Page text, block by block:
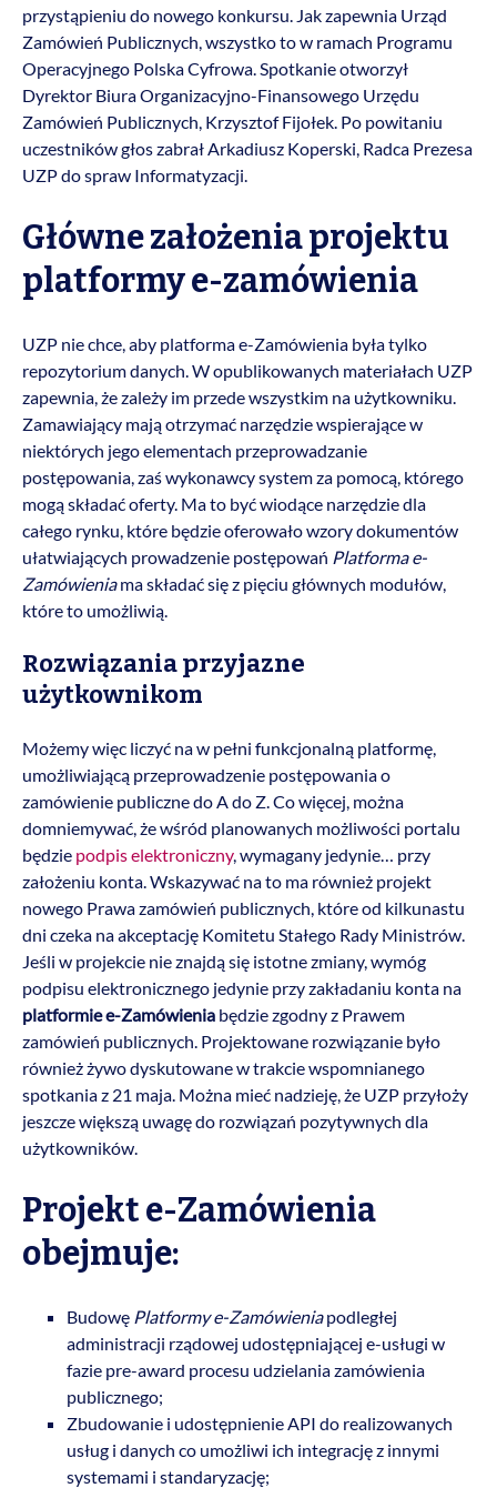
przystąpieniu do nowego konkursu. Jak zapewnia Urząd
Zamówień Publicznych, wszystko to w ramach Programu
Operacyjnego Polska Cyfrowa. Spotkanie otworzył
Dyrektor Biura Organizacyjno-Finansowego Urzędu
Zamówień Publicznych, Krzysztof Fijołek. Po powitaniu
uczestników głos zabrał Arkadiusz Koperski, Radca Prezesa
UZP do spraw Informatyzacji.
Główne założenia projektu
platformy e-zamówienia
UZP nie chce, aby platforma e-Zamówienia była tylko
repozytorium danych. W opublikowanych materiałach UZP
zapewnia, że zależy im przede wszystkim na użytkowniku.
Zamawiający mają otrzymać narzędzie wspierające w
niektórych jego elementach przeprowadzanie
postępowania, zaś wykonawcy system za pomocą, którego
mogą składać oferty. Ma to być wiodące narzędzie dla
całego rynku, które będzie oferowało wzory dokumentów
ułatwiających prowadzenie postępowań Platforma e-
Zamówieniama składać się z pięciu głównych modułów,
które to umożliwią.
Rozwiązania przyjazne
użytkownikom
Możemy więc liczyć na w pełni funkcjonalną platformę,
umożliwiającą przeprowadzenie postępowania o
zamówienie publiczne do A do Z. Co więcej, można
domniemywać, że wśród planowanych możliwości portalu
będzie podpis elektroniczny, wymagany jedynie… przy
założeniu konta. Wskazywać na to ma również projekt
nowego Prawa zamówień publicznych, które od kilkunastu
dni czeka na akceptację Komitetu Stałego Rady Ministrów.
Jeśli w projekcie nie znajdą się istotne zmiany, wymóg
podpisu elektronicznego jedynie przy zakładaniu konta na
platformie e-Zamówienia będzie zgodny z Prawem
zamówień publicznych. Projektowane rozwiązanie było
również żywo dyskutowane w trakcie wspomnianego
spotkania z 21 maja. Można mieć nadzieję, że UZP przyłoży
jeszcze większą uwagę do rozwiązań pozytywnych dla
użytkowników.
Projekt e-Zamówienia
obejmuje:
Budowę Platformy e-Zamówieniapodległej
administracji rządowej udostępniającej e-usługi w
fazie pre-award procesu udzielania zamówienia
publicznego;
Zbudowanie i udostępnienie API do realizowanych
usług i danych co umożliwi ich integrację z innymi
systemami i standaryzację;